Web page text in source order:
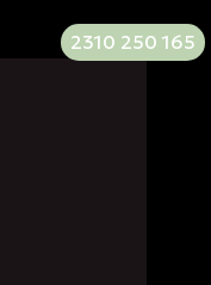
2310 250 165